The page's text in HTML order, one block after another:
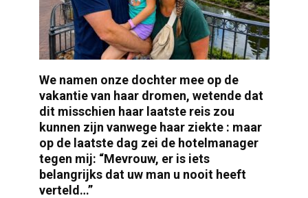
We namen onze dochter mee op de
vakantie van haar dromen, wetende dat
dit misschien haar laatste reis zou
kunnen zijn vanwege haar ziekte : maar
op de laatste dag zei de hotelmanager
tegen mij: “Mevrouw, er is iets
belangrijks dat uw man u nooit heeft
verteld…”